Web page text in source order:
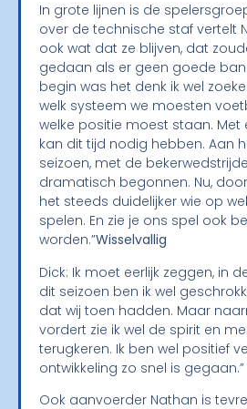
In grote lijnen is de
over de technische staf vertelt
ook wat dat ze blijven, dat
gedaan als er geen goede
begin was het denk ik wel
welk systeem we moesten
welke positie moest staan. Met
kan dit tijd nodig hebben. Aan
seizoen, met de
dramatisch begonnen. Nu,
het steeds duidelijker wie op
spelen. En zie je ons spel ook
worden.”Wisselvallig
Dick: Ik moet eerlijk zeggen, in
dit seizoen ben ik wel
dat wij toen hadden. Maar
vordert zie ik wel de spirit en
terugkeren. Ik ben wel positief
ontwikkeling zo snel is gegaan.”
Ook aanvoerder Nathan is